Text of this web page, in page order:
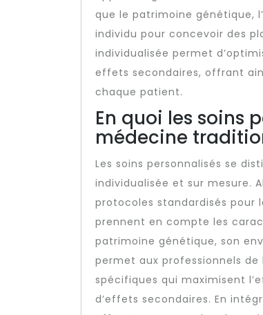
que le patrimoine génétique,
individu pour concevoir des
individualisée permet
effets secondaires, offrant
chaque patient.
En quoi les soins
médecine
Les soins personnalisés se
individualisée et sur mesure.
protocoles standardisés pour
prennent en compte les
patrimoine génétique, son
permet aux professionnels
spécifiques qui maximisent
d’effets secondaires. En